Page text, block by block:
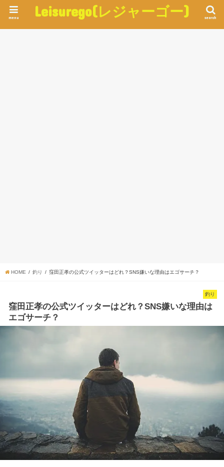
Leisurego(レジャーゴー) search
menu
HOME 釣り 窪田正孝の公式ツイッターはどれ？SNS嫌いな理由はエゴサーチ？
釣り
窪田正孝の公式ツイッターはどれ？SNS嫌いな理由は
エゴサーチ？